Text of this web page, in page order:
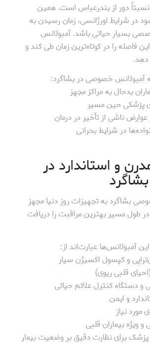
دور از بندرعباس است. همین
در شرایط اورژانسی، زمان رسیدن به
بسیار حیاتی باشد. آمبولانس
فاصله را در کوتاه‌ترین زمان طی کند و
دهد.
آمبولانس خصوصی در بشاگرد:
بدحال به مراکز مجهز
پزشکی حین مسیر
ناشی از تأخیر در درمان
در شرایط بحرانی
و استاندارد در
بشاگرد به تجهیزات روز دنیا مجهز
طول مسیر بهترین مراقبت را دریافت
آمبولانس‌ها عبارت‌اند از:
و کپسول اکسیژن سیار
و دستگاه کنترل علائم حیاتی
و ایمن
مورد نیاز
ویژه بیماران قلبی
پزشک برای نظارت دقیق بر وضعیت بیمار